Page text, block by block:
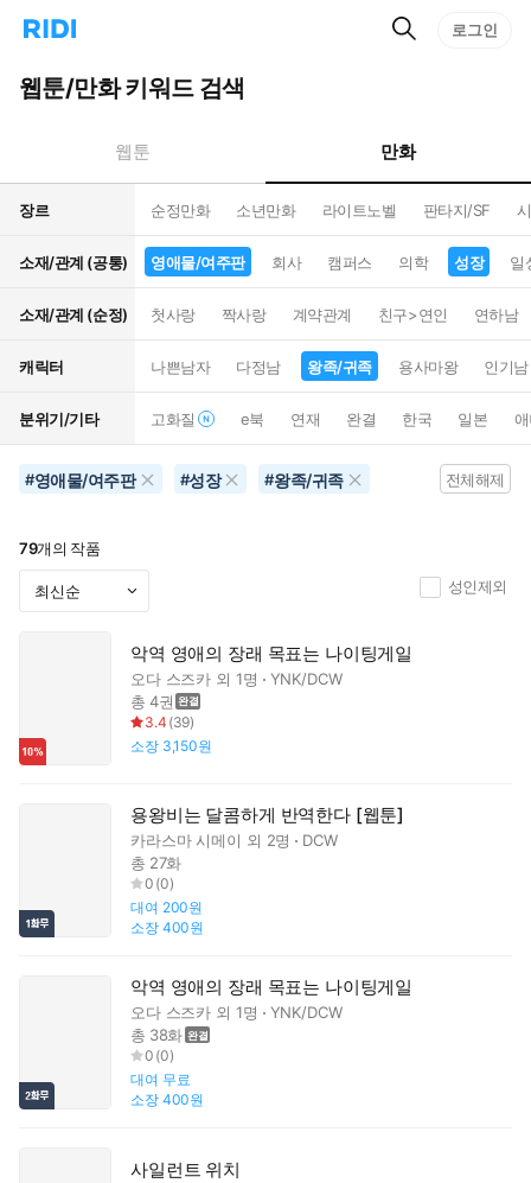
리
홈
으
턴
트
검
로그인
웹툰/만화 키워드 검색
웹툰 만화
장르 순정만화 소년만화 라이트노벨 판타지/SF
소재/관계 (공통) 영애물/여주판 회사 캠퍼스 의학 성장 일
소재/관계 (순정) 첫사랑 짝사랑 계약관계 친구>연인 연하남
캐릭터 나쁜남자 다정남 왕족/귀족 용사마왕 인기남
분위기/기타 고화질 e북 연재 완결 한국 일본
#영애물/여주판 #성장 #왕족/귀족 전체해제
79개의 작품
성인제외
악역 영애의 장래 목표는 나이팅게일
오다 스즈카 외 1명
YNK/DCW
총 4권
3.4 (39)
소장 3,150원
용왕비는 달콤하게 반역한다 [웹툰]
카라스마 시메이 외 2명
DCW
총 27화
0 (0)
대여 200원
소장 400원
악역 영애의 장래 목표는 나이팅게일
오다 스즈카 외 1명
YNK/DCW
총 38화
0 (0)
대여 무료
소장 400원
사일런트 위치